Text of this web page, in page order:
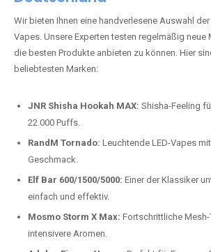
Wir bieten Ihnen eine handverlesene Auswahl
Vapes. Unsere Experten testen regelmäßig neue
die besten Produkte anbieten zu können. Hier
beliebtesten Marken:
JNR Shisha Hookah MAX: Shisha-Feeling
22.000 Puffs.
RandM Tornado: Leuchtende LED-Vapes
Geschmack.
Elf Bar 600/1500/5000: Einer der Klassiker
einfach und effektiv.
Mosmo Storm X Max: Fortschrittliche
intensivere Aromen.